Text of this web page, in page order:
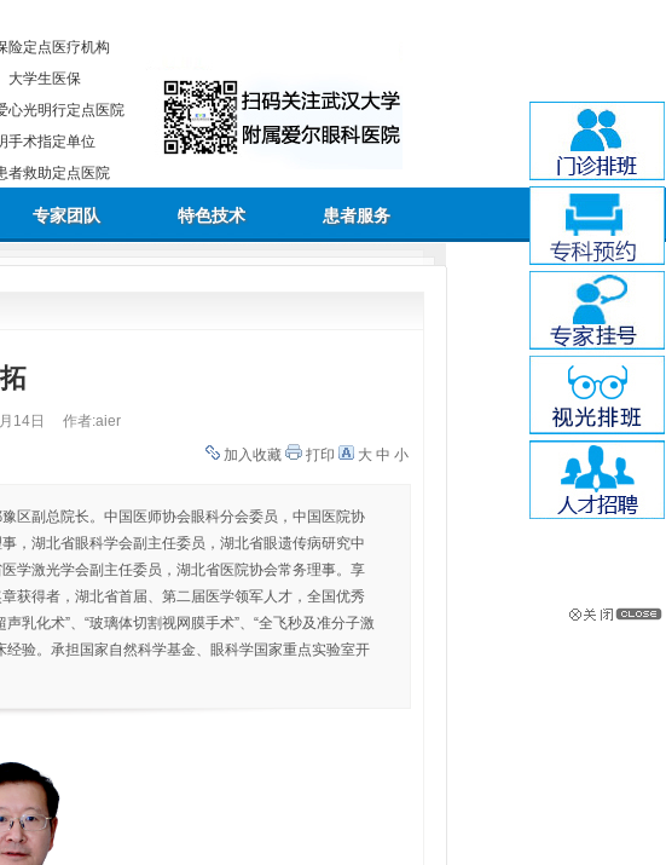
险定点医疗机构
大学生医保
心光明行定点医院
手术指定单位
者救助定点医院
专家团队 特色技术 患者服务
14日
作者:aier
加入收藏
打印 大 中 小
区副总院长。中国医师协会眼科分会委员，中国医院协
，湖北省眼科学会副主任委员，湖北省眼遗传病研究中
学激光学会副主任委员，湖北省医院协会常务理事。享
获得者，湖北省首届、第二届医学领军人才，全国优秀
乳化术”、“玻璃体切割视网膜手术”、“全飞秒及准分子激
验。承担国家自然科学基金、眼科学国家重点实验室开